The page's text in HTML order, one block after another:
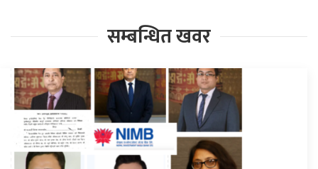
सम्बन्धित खवर